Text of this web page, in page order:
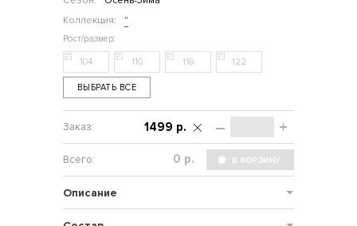
Коллекция:
"
104 110 116 122
ВЫБРАТЬ ВСЕ
– +
1499 р.
р.
Описание